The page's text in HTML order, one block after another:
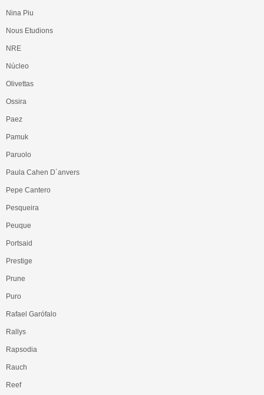
Nina Piu
Nous Etudions
NRE
Núcleo
Olivettas
Ossira
Paez
Pamuk
Paruolo
Paula Cahen D´anvers
Pepe Cantero
Pesqueira
Peuque
Portsaid
Prestige
Prune
Puro
Rafael Garófalo
Rallys
Rapsodia
Rauch
Reef